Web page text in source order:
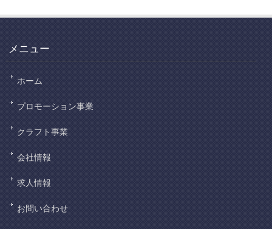
メニュー
ホーム
プロモーション事業
クラフト事業
会社情報
求人情報
お問い合わせ